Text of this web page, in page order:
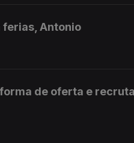
Antonio
de oferta e